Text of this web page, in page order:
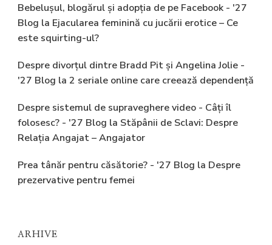
Bebelușul, blogărul și adopția de pe Facebook - '27
Blog la Ejacularea feminină cu jucării erotice – Ce
este squirting-ul?
Despre divorțul dintre Bradd Pit și Angelina Jolie -
'27 Blog la 2 seriale online care creează dependență
Despre sistemul de supraveghere video - Câți îl
folosesc? - '27 Blog la Stăpânii de Sclavi: Despre
Relația Angajat – Angajator
Prea tânăr pentru căsătorie? - '27 Blog la Despre
prezervative pentru femei
ARHIVE